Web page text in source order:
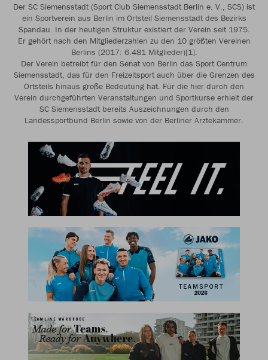
Der SC Siemensstadt (Sport Club Siemensstadt Berlin e. V., SCS) ist
ein Sportverein aus Berlin im Ortsteil Siemensstadt des Bezirks
Spandau. In der heutigen Struktur existiert der Verein seit 1975.
Er gehört nach den Mitgliederzahlen zu den 10 größten Vereinen
Berlins (2017: 6.481 Mitglieder)[1].
Der Verein betreibt für den Senat von Berlin das Sport Centrum
Siemensstadt, das für den Freizeitsport auch über die Grenzen des
Ortsteils hinaus große Bedeutung hat. Für die hier durch den
Verein durchgeführten Veranstaltungen und Sportkurse erhielt der
SC Siemensstadt bereits Auszeichnungen durch den
Landessportbund Berlin sowie von der Berliner Ärztekammer.